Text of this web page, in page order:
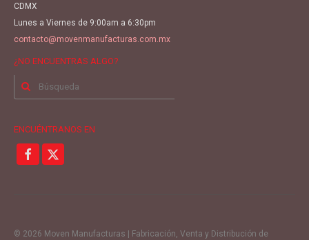
CDMX
Lunes a Viernes de 9:00am a 6:30pm
contacto@movenmanufacturas.com.mx
¿NO ENCUENTRAS ALGO?
Buscar
ENCUÉNTRANOS EN
© 2026 Moven Manufacturas | Fabricación, Venta y Distribución de